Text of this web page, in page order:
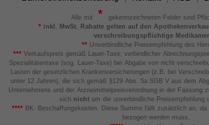
Alle mit
gekennzeichneten Felder sind
*inkl. MwSt. Rabatte gelten auf den
verschreibungspflichtige
** Unverbindliche Preisempfehlung des
*** Verkaufspreis gemäß Lauer-Taxe; verbindlicher
Spezialitätentaxe (sog. Lauer-Taxe) bei Abgabe von nicht
Lasten der gesetzlichen Krankenversicherungen (z.B. bei
unter 12 Jahren), die sich gemäß §129 Abs. 5a SGB V aus dem
Unternehmens und der Arzneimittelpreisverordnung in der Fassung
sich nicht um die unverbindliche Preisempfehlung
****BK: Beschaffungskosten. Diese Summe fällt zusätzlich an, da
bezogen werden muss.